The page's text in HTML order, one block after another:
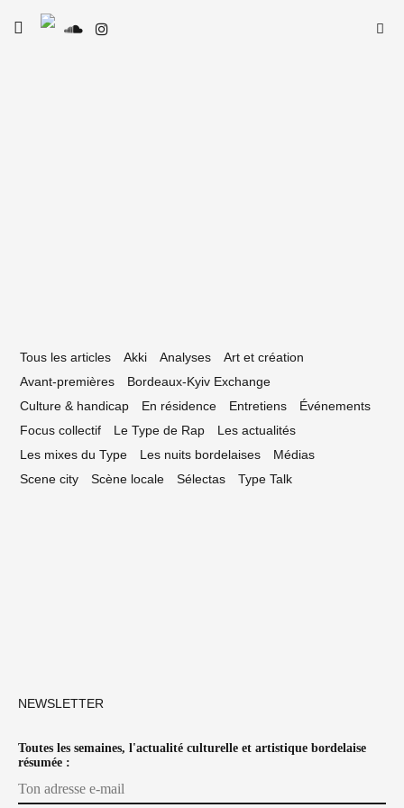
Skip
toggle
Tous les articles Akki Analyses
Art et création
Avant-premières
Bordeaux-Kyiv Exchange
Culture & handicap
En résidence Entretiens
Événements
Focus collectif
Le Type de Rap
Les actualités
Les mixes du Type
Les nuits bordelaises
Médias
Scene city
Scène locale Sélectas Type Talk
NEWSLETTER
Toutes les semaines, l'actualité culturelle et artistique bordelaise
résumée :